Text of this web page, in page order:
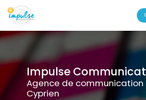
Aller
au
principal
Impulse
Agence de communication
Cyprien